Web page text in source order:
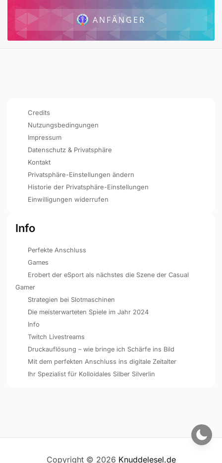
ANFÄNGER
Credits
Nutzungsbedingungen
Impressum
Datenschutz & Privatsphäre
Kontakt
Privatsphäre-Einstellungen ändern
Historie der Privatsphäre-Einstellungen
Einwilligungen widerrufen
Info
Perfekte Anschluss
Games
Erobert der eSport als nächstes die Szene der Casual
Gamer
Strategien bei Slotmaschinen
Die meisterwarteten Spiele im Jahr 2024
Info
Twitch Livestreams
Druckauflösung – wie bringe ich Schärfe ins Bild
Mit dem perfekten Anschluss ins digitale Zeitalter
Ihr Spezialist für Kolloidales Silber Silverlin
Copyright © 2026 Knuddelesel.de